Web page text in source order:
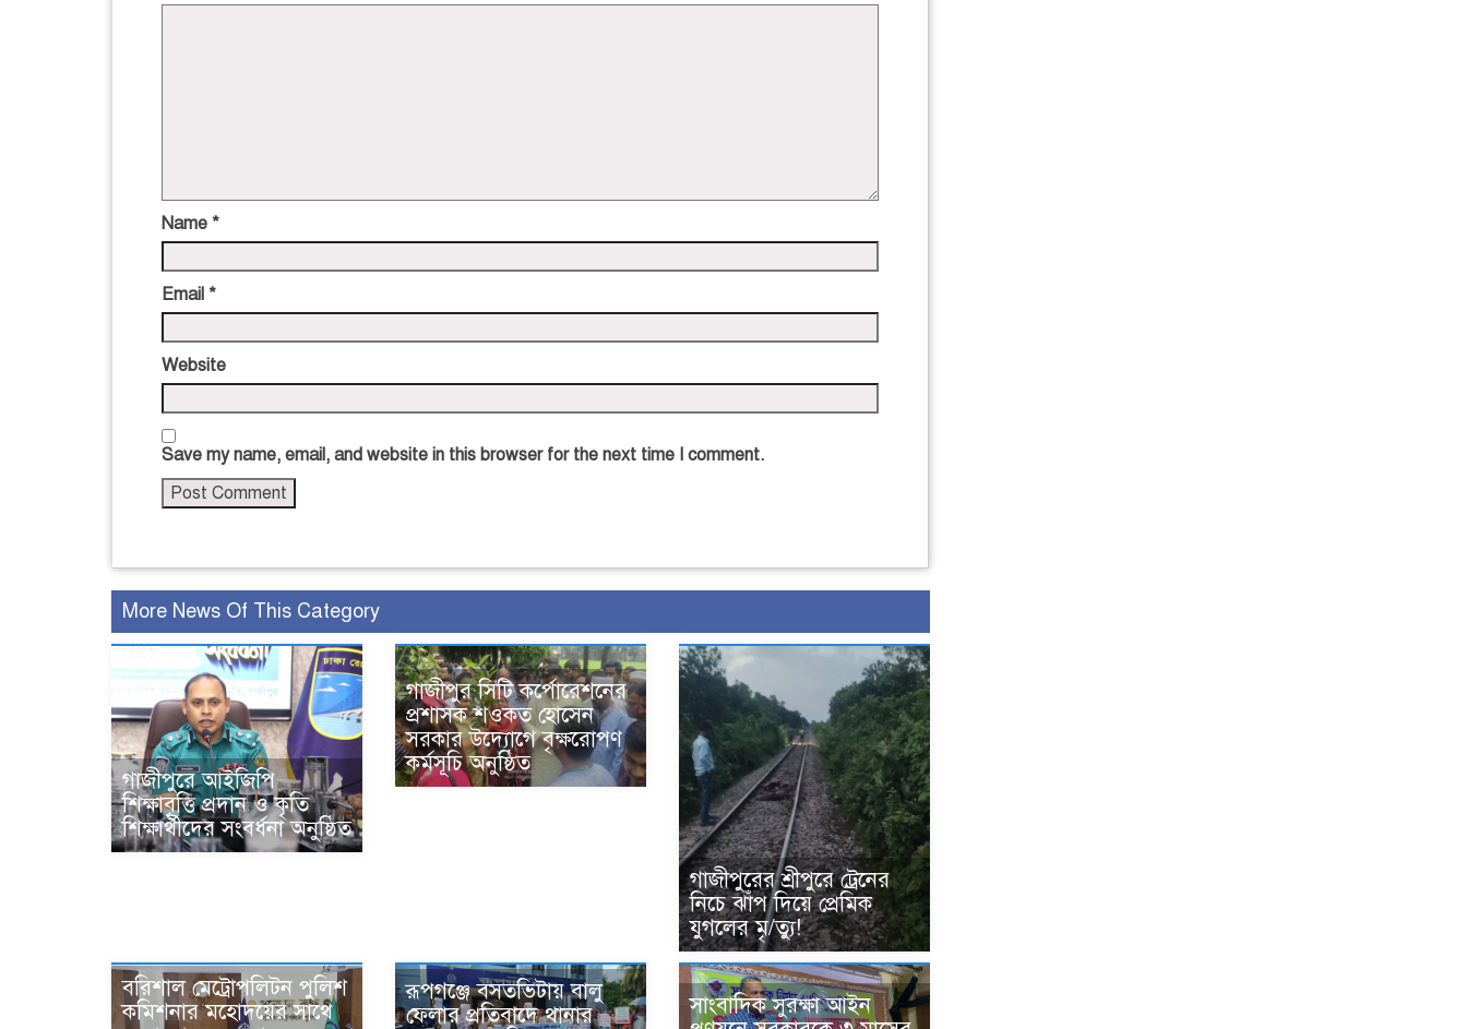
Name *
Email *
Website
Save my name, email, and website in this browser for the next time I comment.
More News Of This Category
গাজীপুরে আইজিপি
শিক্ষাবৃত্তি প্রদান ও কৃতি
শিক্ষার্থীদের সংবর্ধনা অনুষ্ঠিত
গাজীপুর সিটি কর্পোরেশনের
প্রশাসক শওকত হোসেন
সরকার উদ্যোগে বৃক্ষরোপণ
কর্মসূচি অনুষ্ঠিত
গাজীপুরের শ্রীপুরে ট্রেনের
নিচে ঝাঁপ দিয়ে প্রেমিক
যুগলের মৃ/ত্যু!
বরিশাল মেট্রোপলিটন পুলিশ
কমিশনার মহোদয়ের সাথে
রূপগঞ্জে বসতভিটায় বালু
ফেলার প্রতিবাদে থানার
সাংবাদিক সুরক্ষা আইন